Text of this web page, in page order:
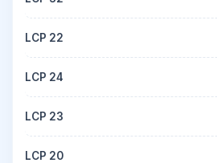
LCP 22
LCP 24
LCP 23
LCP 20